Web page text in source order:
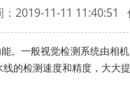
：2019-11-11 11:40:51
。一般视觉检测系统由相
的检测速度和精度，大大